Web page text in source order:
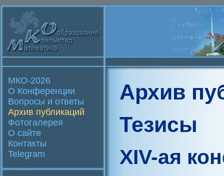
МКО-2026
О Конференции
Вопросы и ответы
Архив публикаций
Фотогалерея
О сайте
Контакты
Telegram
Архив
Тезисы
XIV-ая